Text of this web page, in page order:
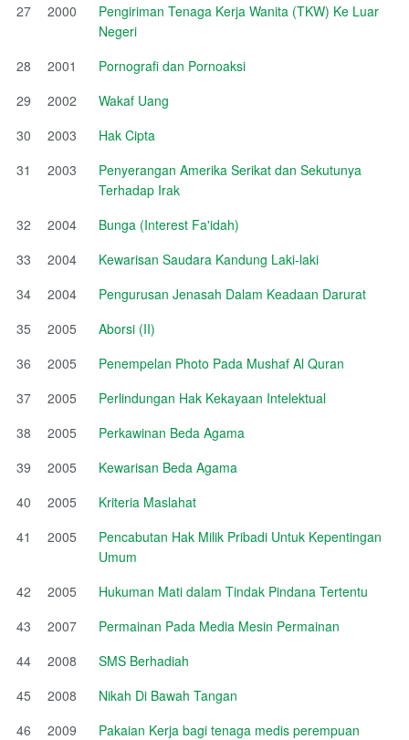
27
2000
Pengiriman Tenaga Kerja Wanita (TKW) Ke Luar
Negeri
28
2001
Pornografi dan Pornoaksi
29
2002
Wakaf Uang
30
2003
Hak Cipta
31
2003
Penyerangan Amerika Serikat dan Sekutunya
Terhadap Irak
32
2004
Bunga (Interest Fa'idah)
33
2004
Kewarisan Saudara Kandung Laki-laki
34
2004
Pengurusan Jenasah Dalam Keadaan Darurat
35
2005
Aborsi (II)
36
2005
Penempelan Photo Pada Mushaf Al Quran
37
2005
Perlindungan Hak Kekayaan Intelektual
38
2005
Perkawinan Beda Agama
39
2005
Kewarisan Beda Agama
40
2005
Kriteria Maslahat
41
2005
Pencabutan Hak Milik Pribadi Untuk Kepentingan
Umum
42
2005
Hukuman Mati dalam Tindak Pindana Tertentu
43
2007
Permainan Pada Media Mesin Permainan
44
2008
SMS Berhadiah
45
2008
Nikah Di Bawah Tangan
46
2009
Pakaian Kerja bagi tenaga medis perempuan